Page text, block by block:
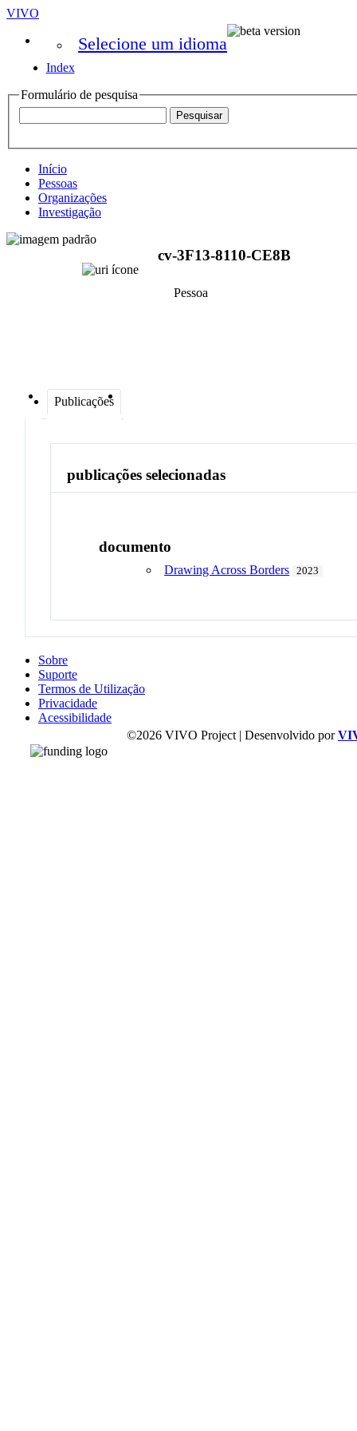
VIVO
Selecione um idioma
Index
Formulário de pesquisa
Início
Pessoas
Organizações
Investigação
cv-3F13-8110-CE8B
Pessoa
Publicações
publicações selecionadas
documento
Drawing Across Borders 2023
Sobre
Suporte
Termos de Utilização
Privacidade
Acessibilidade
©2026 VIVO Project | Desenvolvido por